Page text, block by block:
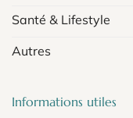
Santé & Lifestyle
Autres
Informations utiles